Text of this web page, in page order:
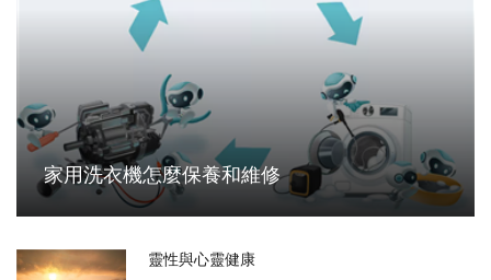
家用洗衣機怎麼保養和維修
靈性與心靈健康